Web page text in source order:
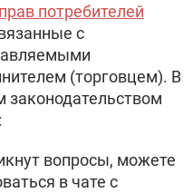
потребителей
с
(торговцем). В
законодательством
вопросы, можете
в чате с